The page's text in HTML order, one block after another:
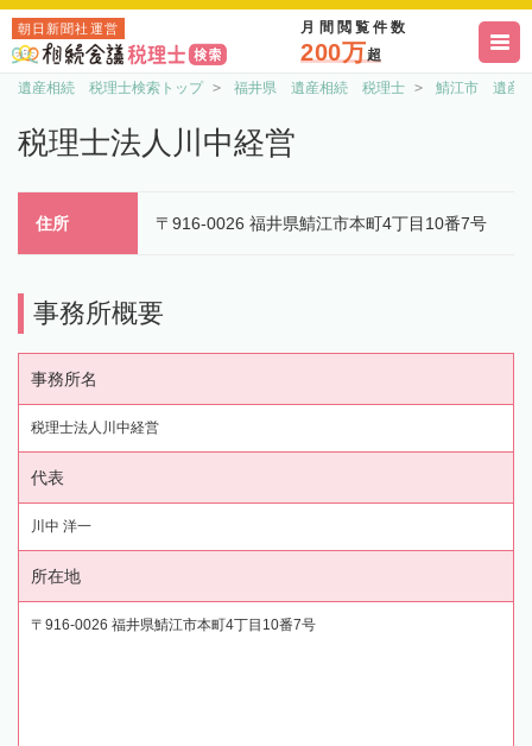
朝日新聞社運営 月間閲覧件数
200万超
遺産相続 税理士検索トップ 福井県 遺産相続 税理士 鯖江市 遺産
税理士法人川中経営
住所 〒916-0026 福井県鯖江市本町4丁目10番7号
事務所概要
事務所名
税理士法人川中経営
代表
川中 洋一
所在地
〒916-0026 福井県鯖江市本町4丁目10番7号